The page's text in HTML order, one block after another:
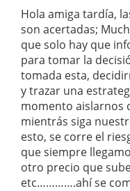
Hola amiga tardía,
son acertadas;
que solo hay que
para tomar la
tomada esta,
y trazar una
momento aislarnos
mientrás siga
esto, se corre el
que siempre
otro precio que
etc………….ahí se